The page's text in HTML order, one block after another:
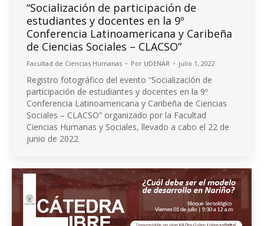
“Socialización de participación de
estudiantes y docentes en la 9º
Conferencia Latinoamericana y Caribeña
de Ciencias Sociales – CLACSO”
Facultad de Ciencias Humanas Por UDENAR julio 1, 2022
Registro fotográfico del evento “Socialización de
participación de estudiantes y docentes en la 9º
Conferencia Latinoamericana y Caribeña de Ciencias
Sociales – CLACSO” organizado por la Facultad
Ciencias Humanas y Sociales, llevado a cabo el 22 de
junio de 2022